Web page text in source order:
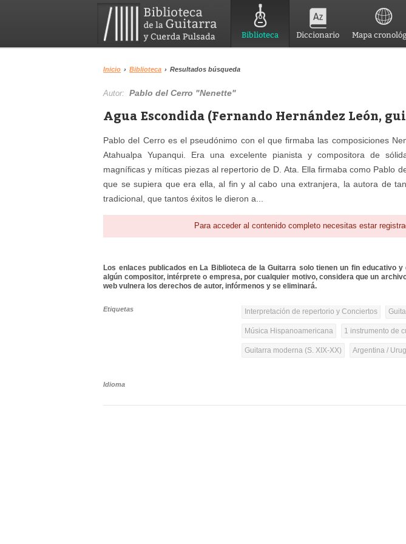
Biblioteca Diccionario Mapa
Inicio › Biblioteca › Resultados búsqueda
Autor:Pablo del Cerro "Nenette"
Agua Escondida (Fernando Hernández León,
Pablo del Cerro es el pseudónimo con el que firmaba las composiciones
Atahualpa Yupanqui. Era una excelente pianista y compositora de
magníficas y míticas piezas al repertorio de D. Ata. Ella firmaba como Pablo
que se supiera que era ella, al fin y al cabo una extranjera, la autora de
tradicional, que tantos éxitos le dieron a...
Para acceder al contenido completo necesitas estar
Los enlaces publicados en La Biblioteca de la Guitarra solo tienen un fin educativo
algún compositor, intérprete o empresa, por cualquier motivo, considera que un
web vulnera los derechos de autor, infórmenos y se eliminará.
Etiquetas Interpretación de repertorio y Conciertos
Música Hispanoamericana 1 instrumento de
Guitarra moderna (S. XIX-XX) Argentina /
Idioma